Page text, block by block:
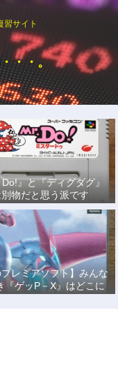
習サイト
・・。
Do!』と『ディグダグ』
別物だと思う派です
プレミアソフト】みんな
『ゲッP－X』はどこに
もない！